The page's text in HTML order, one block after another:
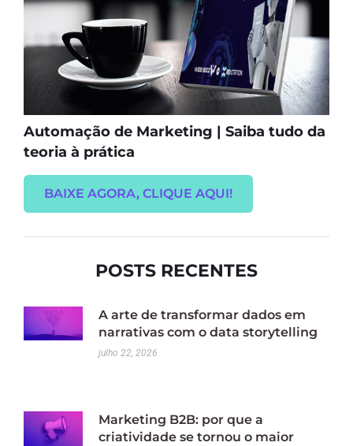
Automação de Marketing | Saiba tudo da
teoria à prática
BAIXE AGORA, CLIQUE AQUI!
POSTS RECENTES
A arte de transformar dados em
narrativas com o data storytelling
julho 22, 2026
Marketing B2B: por que a
criatividade se tornou o maior